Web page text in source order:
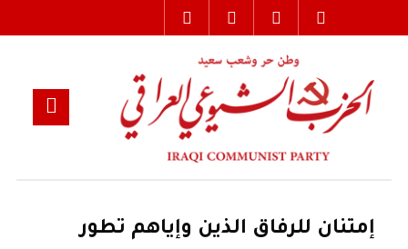
إمتنان للرفاق الذين وإياهم تطور